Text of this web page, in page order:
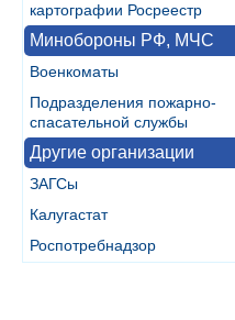
картографии Росреестр
Минобороны РФ, МЧС
Военкоматы
Подразделения пожарно-
спасательной службы
Другие организации
ЗАГСы
Калугастат
Роспотребнадзор